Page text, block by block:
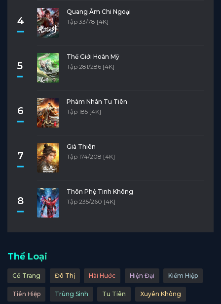
4
Quang Âm Chi Ngoại
Tập 33/78 [4K]
5
Thế Giới Hoàn Mỹ
Tập 281/286 [4K]
6
Phàm Nhân Tu Tiên
Tập 185 [4K]
7
Già Thiên
Tập 174/208 [4K]
8
Thôn Phệ Tinh Không
Tập 235/260 [4K]
Thể Loại
Cổ Trang Đô Thị Hài Hước Hiện Đại Kiếm Hiệp
Tiên Hiệp Trùng Sinh Tu Tiên Xuyên Không